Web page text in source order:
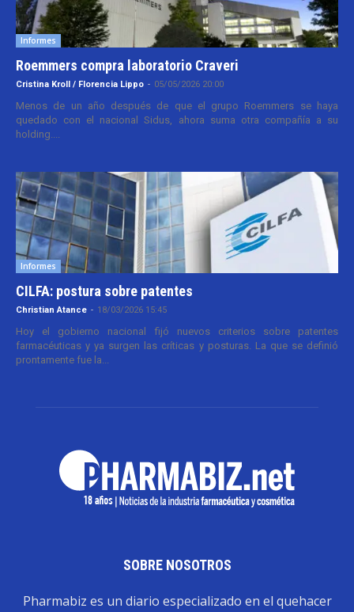
Informes
Roemmers compra laboratorio Craveri
Cristina Kroll / Florencia Lippo - 05/05/2026 20:00
Menos de un año después de que el grupo Roemmers se haya
quedado con el nacional Sidus, ahora suma otra compañía a su
holding....
Informes
CILFA: postura sobre patentes
Christian Atance - 18/03/2026 15:45
Hoy el gobierno nacional fijó nuevos criterios sobre patentes
farmacéuticas y ya surgen las críticas y posturas. La que se definió
prontamente fue la...
SOBRE NOSOTROS
Pharmabiz es un diario especializado en el quehacer